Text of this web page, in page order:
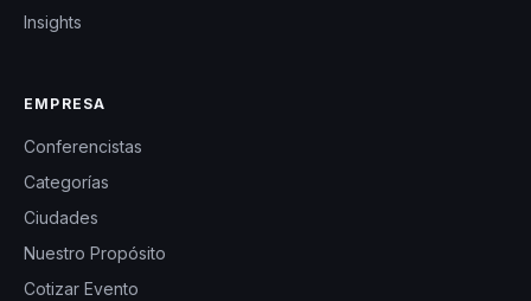
Insights
EMPRESA
Conferencistas
Categorías
Ciudades
Nuestro Propósito
Cotizar Evento